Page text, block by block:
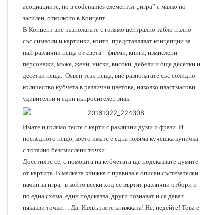
асоциациите, но в codenames елементът „игра” е малко по-
засилен, отколкото в Концепт.
В Концепт вие разполагате с голямо централно табло пълно
със символи и картинки, които представляват концепции за
най-различни неща от света – филми, книги, измислени
персонажи, мъже, жени, ниски, високи, дебели и още десетки и
десетки неща. Освен тези неща, вие разполагате със солидно
количество кубчета в различни цветове, няколко пластмасови
удивителни и един въпросителен знак.
Имате и голямо тесте с карти с различни думи и фрази. И
последното нещо, което имате е една голяма кучешка купичка
с тотално безсмислени точки.
Досетихте се, с помощта на кубчетата ще подсказвате думите
от картите. В малката книжка с правила е описан състезателен
начин за игра, в който всеки ход се въртят различни отбори и
по една схема, един подсказва, други познават и се дават
някакви точки… Да. Изхвърлете книжката! Не, недейте! Това е